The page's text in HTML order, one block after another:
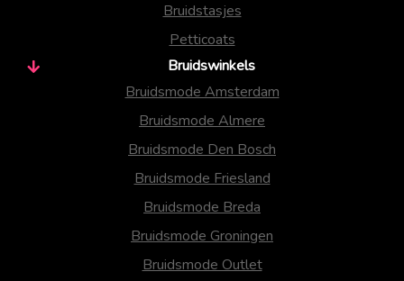
Bruidstasjes
Petticoats
Bruidswinkels
Bruidsmode Amsterdam
Bruidsmode Almere
Bruidsmode Den Bosch
Bruidsmode Friesland
Bruidsmode Breda
Bruidsmode Groningen
Bruidsmode Outlet